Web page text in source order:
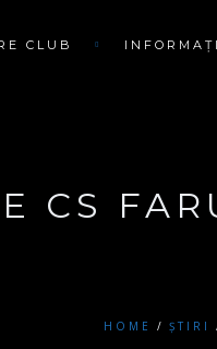
CLUB
CS
HOME ȘTIRI